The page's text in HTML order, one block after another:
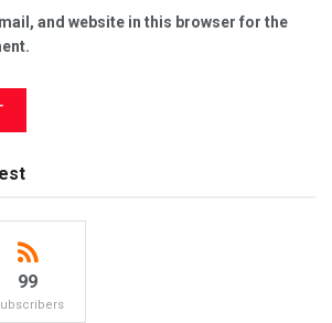
and website in this browser for the
99